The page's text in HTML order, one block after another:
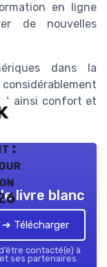
en ligne
de nouvelles
dans la
ainsi confort et
:
livre blanc
➔ Télécharger
contacté(e) à
et ses partenaires.